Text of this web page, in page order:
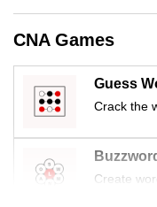
CNA Games
Guess
Crack the
Create
Contact
us